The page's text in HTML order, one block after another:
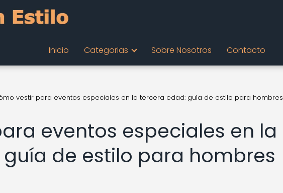
Inicio Categorias Sobre Nosotros Contacto
vestir para eventos especiales en la tercera edad: guía de estilo para hombres
eventos especiales en la
de estilo para hombres